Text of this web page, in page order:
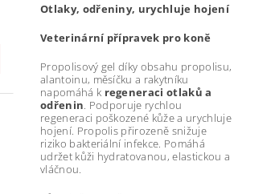
Otlaky, odřeniny, urychluje hojení
Veterinární přípravek pro koně
Propolisový gel díky obsahu propolisu,
alantoinu, měsíčku a rakytníku
napomáhá k regeneraci otlaků a
odřenin. Podporuje rychlou
regeneraci poškozené kůže a urychluje
hojení. Propolis přirozeně snižuje
riziko bakteriální infekce. Pomáhá
udržet kůži hydratovanou, elastickou a
vláčnou.